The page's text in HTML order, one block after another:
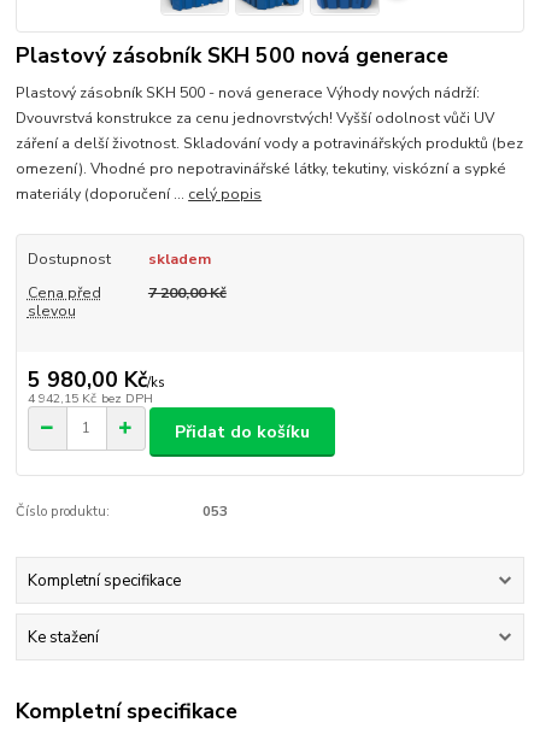
Plastový zásobník SKH 500 nová generace
Plastový zásobník SKH 500 - nová generace Výhody nových nádrží:
Dvouvrstvá konstrukce za cenu jednovrstvých! Vyšší odolnost vůči UV
záření a delší životnost. Skladování vody a potravinářských produktů (bez
omezení). Vhodné pro nepotravinářské látky, tekutiny, viskózní a sypké
materiály (doporučení ... celý popis
Dostupnost
skladem
Cena před
slevou
7 200,00 Kč
5 980,00 Kč/ks
4 942,15 Kč bez DPH
Přidat do košíku
Číslo produktu: 053
Kompletní specifikace
Ke stažení
Kompletní specifikace